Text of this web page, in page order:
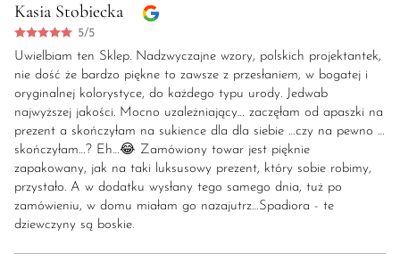
Kasia Stobiecka
5/5
Uwielbiam ten Sklep. Nadzwyczajne wzory, polskich projektantek,
nie dość że bardzo piękne to zawsze z przesłaniem, w bogatej i
oryginalnej kolorystyce, do każdego typu urody. Jedwab
najwyższej jakości. Mocno uzależniający… zaczęłam od apaszki na
prezent a skończyłam na sukience dla dla siebie …czy na pewno …
skończyłam…? Eh…😂 Zamówiony towar jest pięknie
zapakowany, jak na taki luksusowy prezent, który sobie robimy,
przystało. A w dodatku wysłany tego samego dnia, tuż po
zamówieniu, w domu miałam go nazajutrz…Spadiora - te
dziewczyny są boskie.